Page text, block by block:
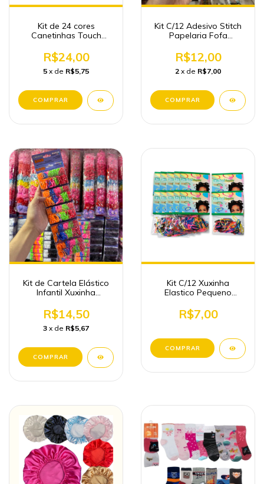
Kit de 24 cores
Canetinhas Touch
Papelaria
R$24,00
5 x de R$5,75
Kit C/12 Adesivo Stitch
Papelaria Fofa
R$12,00
2 x de R$7,00
Kit de Cartela Elástico
Infantil Xuxinha
R$14,50
3 x de R$5,67
Kit C/12 Xuxinha
Elastico Pequeno
R$7,00